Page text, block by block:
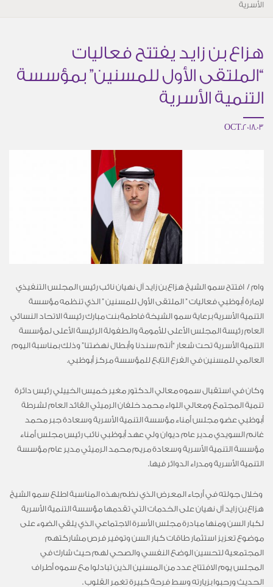
الأسرية
هزاع بن زايد يفتتح فعاليات
“الملتقى الأول للمسنين” بمؤسسة
التنمية الأسرية
03.OCT.2018
وام / ‎ افتتح سمو الشيخ هزاع بن زايد آل نهيان نائب رئيس المجلس التنفيذي
لإمارة أبوظبي فعاليات ” الملتقى الأول للمسنين ” الذي تنظمه مؤسسة
التنمية الأسرية برعاية سمو الشيخة فاطمة بنت مبارك رئيسة الاتحاد النسائي
العام رئيسة المجلس الأعلى للأمومة والطفولة الرئيسة الأعلى لمؤسسة
التنمية الأسرية تحت شعار “أنتم سندنا وأبطال نهضتنا” وذلك بمناسبة اليوم
العالمي للمسنين في الفرع التابع للمؤسسة مركز أبوظبي.
وكان في استقبال سموه معالي الدكتور مغير خميس الخييلي رئيس دائرة
تنمية المجتمع ومعالي اللواء محمد خلفان الرميثي القائد العام لشرطة
أبوظبي عضو مجلس أمناء مؤسسة التنمية الأسرية وسعادة جبر محمد
غانم السويدي مدير عام ديوان ولي عهد أبوظبي نائب رئيس مجلس أمناء
مؤسسة التنمية الأسرية وسعادة مريم محمد الرميثي مدير عام مؤسسة
التنمية الأسرية ومدراء الدوائر فيها.
‎ وخلال جولته في أرجاء المعرض الذي نظم بهذه المناسبة اطلع سمو الشيخ
هزاع بن زايد آل نهيان على الخدمات التي تقدمها مؤسسة التنمية الأسرية
لكبار السن ومنها مبادرة مجلس الأسرة الاجتماعي الذي يلقي الضوء على
موضوع تعزيز استثمار طاقات كبار السن وتوفير فرص مشاركتهم
المجتمعية لتحسين الوضع النفسي والصحي لهم حيث شارك في
المجلس يوم الافتتاح عدد من المسنين الذين تبادلوا مع سموه أطراف
الحديث ورحبوا بزيارته وسط فرحة كبيرة تغمر القلوب .